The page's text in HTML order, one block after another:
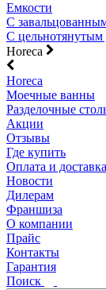
Емкости
С
С
Horeca
Horeca
Моечные ванны
Разделочные
Акции
Отзывы
Где купить
Оплата и доставка
Новости
Дилерам
Франшиза
О компании
Прайс
Контакты
Гарантия
Поиск